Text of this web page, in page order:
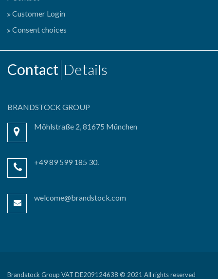
Customer Login
Consent choices
Contact Details
BRANDSTOCK GROUP
Möhlstraße 2, 81675 München
+49 89 599 185 30.
welcome@brandstock.com
Brandstock Group VAT DE209124638 © 2021 All rights reserved